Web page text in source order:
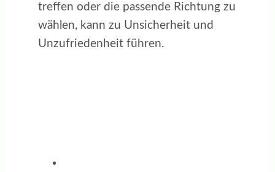
treffen oder die passende Richtung zu
wählen, kann zu Unsicherheit und
Unzufriedenheit führen.